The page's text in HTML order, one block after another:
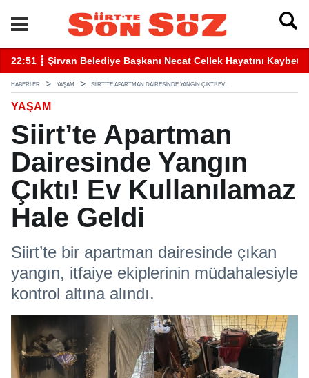
22:41 ┋ Siirt’te Baraj Sularının Yükselmesiyle Mahsur Kalan
HABERLER YAŞAM SIIRT’TE APARTMAN DAIRESINDE YANGIN ÇIKTI! EV...
YAŞAM
Siirt’te Apartman
Dairesinde Yangın
Çıktı! Ev Kullanılamaz
Hale Geldi
Siirt’te bir apartman dairesinde çıkan
yangın, itfaiye ekiplerinin müdahalesiyle
kontrol altına alındı.